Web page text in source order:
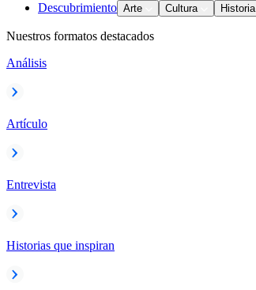
Descubrimiento Arte Cultura Historia
Nuestros formatos destacados
Análisis
Artículo
Entrevista
Historias que inspiran